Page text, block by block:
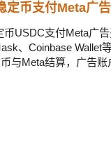
定币支付Meta广
币USDC支付Meta广
、Coinbase Wallet
与Meta结算，广告